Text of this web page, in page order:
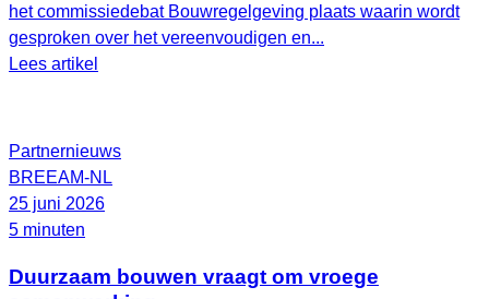
het commissiedebat Bouwregelgeving plaats waarin wordt
gesproken over het vereenvoudigen en...
Lees artikel
Partnernieuws
BREEAM-NL
25 juni 2026
5 minuten
Duurzaam bouwen vraagt om vroege